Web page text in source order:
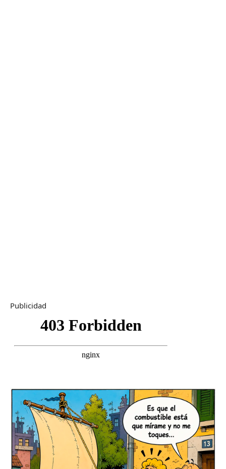
Publicidad